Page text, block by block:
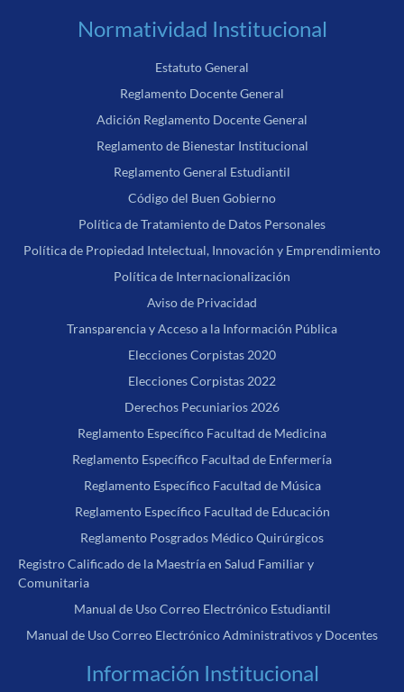
Normatividad Institucional
Estatuto General
Reglamento Docente General
Adición Reglamento Docente General
Reglamento de Bienestar Institucional
Reglamento General Estudiantil
Código del Buen Gobierno
Política de Tratamiento de Datos Personales
Política de Propiedad Intelectual, Innovación y Emprendimiento
Política de Internacionalización
Aviso de Privacidad
Transparencia y Acceso a la Información Pública
Elecciones Corpistas 2020
Elecciones Corpistas 2022
Derechos Pecuniarios 2026
Reglamento Específico Facultad de Medicina
Reglamento Específico Facultad de Enfermería
Reglamento Específico Facultad de Música
Reglamento Específico Facultad de Educación
Reglamento Posgrados Médico Quirúrgicos
Registro Calificado de la Maestría en Salud Familiar y
Comunitaria
Manual de Uso Correo Electrónico Estudiantil
Manual de Uso Correo Electrónico Administrativos y Docentes
Información Institucional